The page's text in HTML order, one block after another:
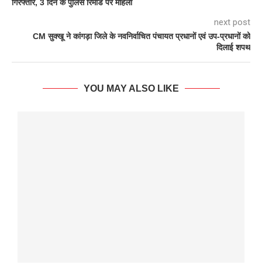
गिरफ्तार, 3 दिन के पुलिस रिमांड पर महिला
next post
CM सुक्खू ने कांगड़ा जिले के नवनिर्वाचित पंचायत प्रधानों एवं उप-प्रधानों को
दिलाई शपथ
YOU MAY ALSO LIKE